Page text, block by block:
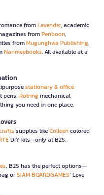
fromLavender, academic
fromPenboon,
fromMugunghwa Publishing,
Nanmeebooks. All available at a
stationary & office
pens, Rotringmechanical
you need in one place.
supplies likeColleencolored
DIY kits—only at B2S.
, B2S has the perfect options—
orSIAM BOARDGAMES’ Love